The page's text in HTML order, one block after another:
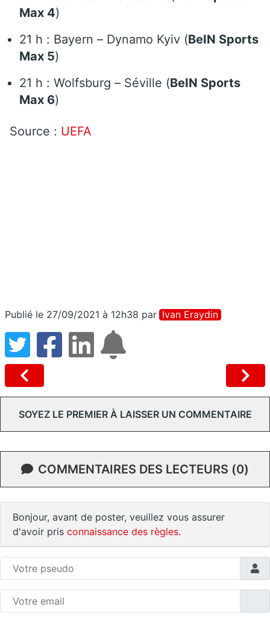
Max 4)
21 h : Bayern – Dynamo Kyiv (BeIN Sports
Max 5)
21 h : Wolfsburg – Séville (BeIN Sports
Max 6)
Source : UEFA
Publié le 27/09/2021 à 12h38 par Ivan Eraydin
SOYEZ LE PREMIER À LAISSER UN COMMENTAIRE
COMMENTAIRES DES LECTEURS (0)
Bonjour, avant de poster, veuillez vous assurer
d'avoir pris connaissance des règles.